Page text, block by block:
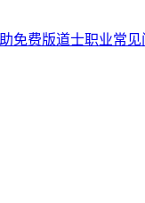
免费版道士职业常见